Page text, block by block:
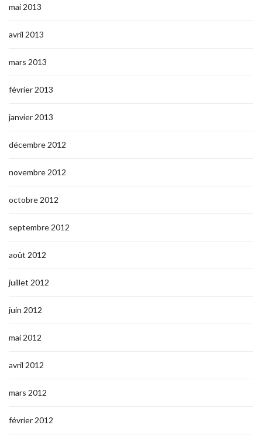
mai 2013
avril 2013
mars 2013
février 2013
janvier 2013
décembre 2012
novembre 2012
octobre 2012
septembre 2012
août 2012
juillet 2012
juin 2012
mai 2012
avril 2012
mars 2012
février 2012